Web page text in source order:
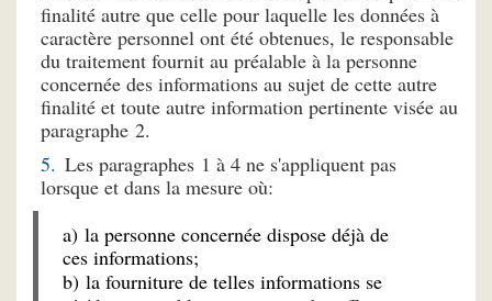
finalité autre que celle pour laquelle les données à
caractère personnel ont été obtenues, le responsable
du traitement fournit au préalable à la personne
concernée des informations au sujet de cette autre
finalité et toute autre information pertinente visée au
paragraphe 2.
Les paragraphes 1 à 4 ne s'appliquent pas
lorsque et dans la mesure où:
a) la personne concernée dispose déjà de
ces informations;
b) la fourniture de telles informations se